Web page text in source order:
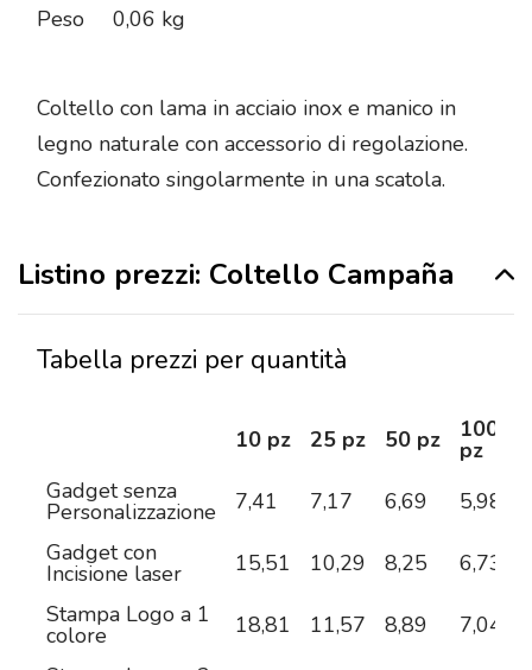
Peso 0,06 kg
Coltello con lama in acciaio inox e manico in
legno naturale con accessorio di regolazione.
Confezionato singolarmente in una scatola.
Listino prezzi: Coltello Campaña
Tabella prezzi per quantità
10 pz 25 pz 50 pz 100
pz
Gadget senza
Personalizzazione 7,41 7,17 6,69 5,98
Gadget con
Incisione laser 15,51 10,29 8,25 6,73
Stampa Logo a 1
colore 18,81 11,57 8,89 7,04